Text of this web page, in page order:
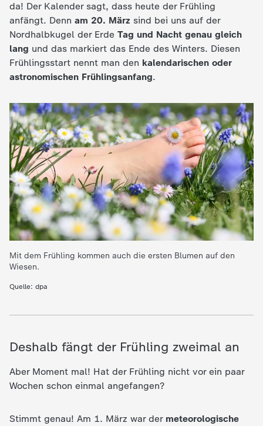
n
d
e
n
a
c
h
e
n
da! Der Kalender sagt, dass heute der Frühling
anfängt. Denn am 20. März sind bei uns auf der
Nordhalbkugel der Erde Tag und Nacht genau gleich
lang und das markiert das Ende des Winters. Diesen
Frühlingsstart nennt man den kalendarischen oder
astronomischen Frühlingsanfang.
Mit dem Frühling kommen auch die ersten Blumen auf den
Wiesen.
Quelle: dpa
Deshalb fängt der Frühling zweimal an
Aber Moment mal! Hat der Frühling nicht vor ein paar
Wochen schon einmal angefangen?
Stimmt genau! Am 1. März war der meteorologische